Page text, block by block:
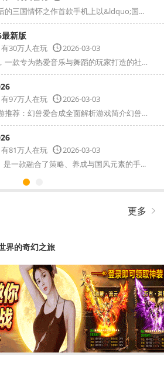
的三国情怀之作首款手机上以&ldquo;国...
新版
有30万人在玩
2026-03-03
全民乐舞2026，一款专为热爱音乐与舞蹈的玩家打造的社交...
有97万人在玩
2026-03-03
2026年最新手游推荐：幻兽爱合成全面解析游戏简介幻兽爱...
有81万人在玩
2026-03-03
是一款融合了策略、养成与国风元素的手...
更多
界的奇幻之旅